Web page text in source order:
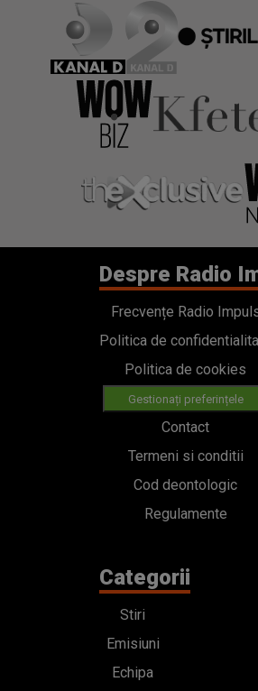
Despre Radio
Frecvențe Radio
Politica de
Politica de cookies
Gestionați preferințele
Contact
Termeni si conditii
Cod deontologic
Regulamente
Categorii
Stiri
Emisiuni
Echipa